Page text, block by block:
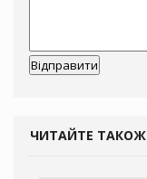
ЧИТАЙТЕ ТАКОЖ